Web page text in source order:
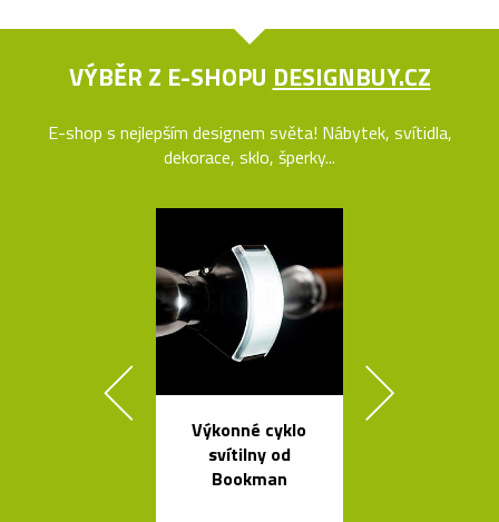
VÝBĚR Z E-SHOPU DESIGNBUY.CZ
E-shop s nejlepším designem světa! Nábytek, svítidla,
dekorace, sklo, šperky...
Výkonné cyklo
svítilny od
Bookman